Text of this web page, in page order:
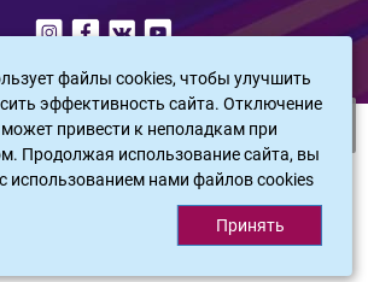
файлы cookies, чтобы улучшить
эффективность сайта. Отключение
привести к неполадкам при
Продолжая использование сайта, вы
использованием нами файлов cookies
Принять
"ЭЙФОС". ИНФОРМАЦИОННЫЕ ТЕХНОЛОГИИ